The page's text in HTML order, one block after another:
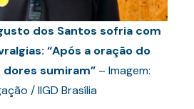
dos Santos sofria com
“Após a oração do
dores sumiram”– Imagem:
/ IIGD Brasília